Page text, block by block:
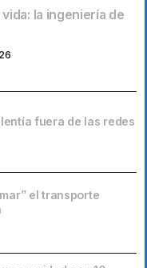
la ingeniería de
fuera de las redes
el transporte